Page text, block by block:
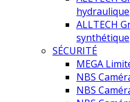
hydraulique
ALLTECH
synthétique
SÉCURITÉ
MEGA
NBS
NBS